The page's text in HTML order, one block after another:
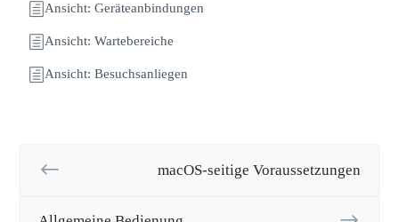
Ansicht: Geräteanbindungen
Ansicht: Wartebereiche
Ansicht: Besuchsanliegen
macOS-seitige Voraussetzungen